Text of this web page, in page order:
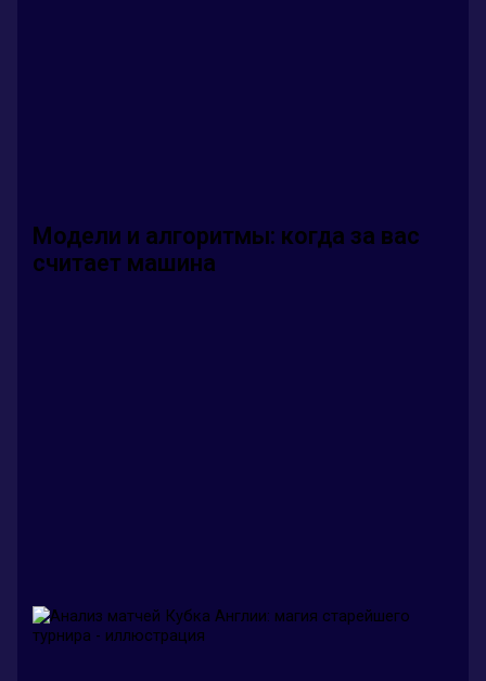
Модели и алгоритмы: когда за вас
считает машина